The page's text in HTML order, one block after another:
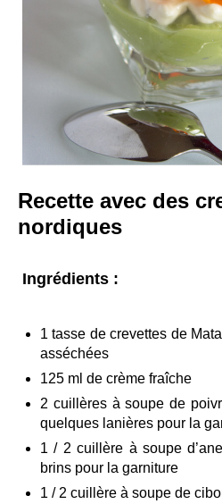
Recette avec des
nordiques
Ingrédients :
1 tasse de crevettes de
asséchées
125 ml de crème fraîche
2 cuillères à soupe de
quelques lanières pour la
1 / 2 cuillère à soupe
brins pour la garniture
1 / 2 cuillère à soupe de